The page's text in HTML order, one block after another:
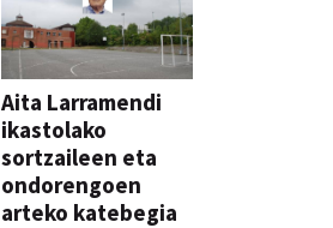
Aita Larramendi
ikastolako
sortzaileen eta
ondorengoen
arteko katebegia